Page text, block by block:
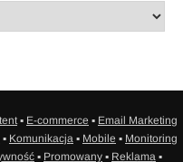
▪ E-commerce ▪ Email Marketing
▪ Komunikacja ▪ Mobile ▪ Monitoring
▪ Promowany ▪ Reklama ▪